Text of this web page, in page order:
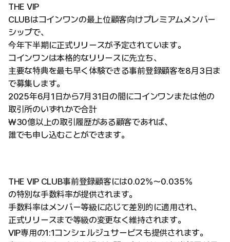
THE VIP
CLUBはコインワンの最上位顧客向けプレミアムメンバー
シップで、
今年下半期に正式リリースが予定されています。
コインワンは本格的なリリースに先立ち、
主要な特典を最も早く体験できる事前登録顧客を8月3日ま
で募集します。
2025年6月1日から7月31日の間にコインワンまたは他の
取引所のいずれかで合計
₩30億以上の取引履歴がある顧客であれば、
誰でも申し込むことができます。
THE VIP CLUB事前登録顧客には0.02%～0.035%
の特別な手数料率が提供されます。
手数料率はメンバー等級に応じて差別的に適用され、
正式リリースまで等級の変更なく維持されます。
VIP専用の1:1コンシェルジュサービスも提供されます。